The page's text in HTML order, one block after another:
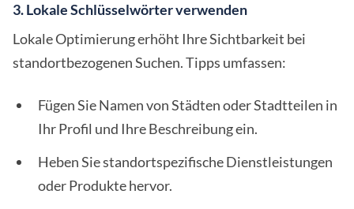
3. Lokale Schlüsselwörter verwenden
Lokale Optimierung erhöht Ihre Sichtbarkeit bei
standortbezogenen Suchen. Tipps umfassen:
Fügen Sie Namen von Städten oder Stadtteilen in
Ihr Profil und Ihre Beschreibung ein.
Heben Sie standortspezifische Dienstleistungen
oder Produkte hervor.